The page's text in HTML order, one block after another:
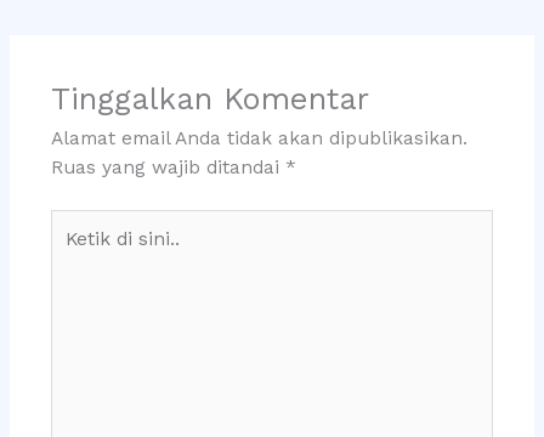
Tinggalkan Komentar
Alamat email Anda tidak akan dipublikasikan.
Ruas yang wajib ditandai *